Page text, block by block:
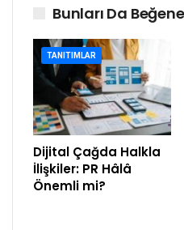
Bunları Da
TANITIMLAR
Dijital Çağda Halkla
İlişkiler: PR Hâlâ
Önemli mi?